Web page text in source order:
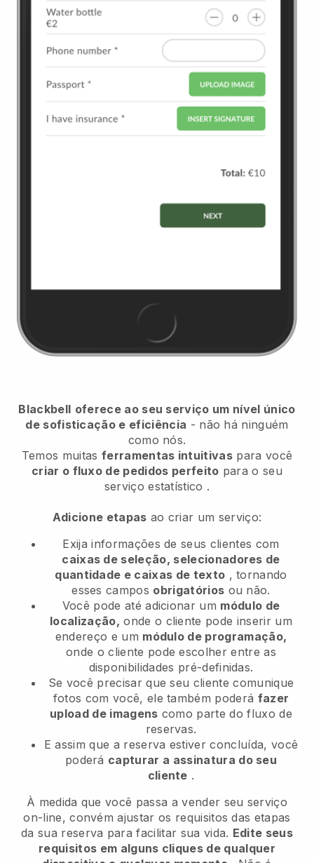
Blackbell oferece ao seu serviço um nível único
de sofisticação e eficiência - não há ninguém
como nós.
Temos muitas ferramentas intuitivas para você
criar o fluxo de pedidos perfeito para o seu
serviço estatístico .
Adicione etapas ao criar um serviço:
Exija informações de seus clientes com
caixas de seleção, selecionadores de
quantidade e caixas de texto , tornando
esses campos obrigatórios ou não.
Você pode até adicionar um módulo de
localização, onde o cliente pode inserir um
endereço e um módulo de programação,
onde o cliente pode escolher entre as
disponibilidades pré-definidas.
Se você precisar que seu cliente comunique
fotos com você, ele também poderá fazer
upload de imagens como parte do fluxo de
reservas.
E assim que a reserva estiver concluída, você
poderá capturar a assinatura do seu
cliente .
À medida que você passa a vender seu serviço
on-line, convém ajustar os requisitos das etapas
da sua reserva para facilitar sua vida. Edite seus
requisitos em alguns cliques de qualquer